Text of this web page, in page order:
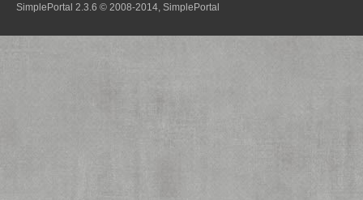
SimplePortal 2.3.6 © 2008-2014, SimplePortal